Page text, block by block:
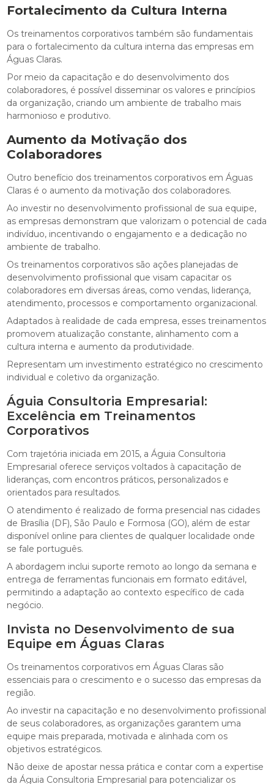
Fortalecimento da Cultura Interna
Os treinamentos corporativos também são fundamentais
para o fortalecimento da cultura interna das empresas em
Águas Claras.
Por meio da capacitação e do desenvolvimento dos
colaboradores, é possível disseminar os valores e princípios
da organização, criando um ambiente de trabalho mais
harmonioso e produtivo.
Aumento da Motivação dos
Colaboradores
Outro benefício dos treinamentos corporativos em Águas
Claras é o aumento da motivação dos colaboradores.
Ao investir no desenvolvimento profissional de sua equipe,
as empresas demonstram que valorizam o potencial de cada
indivíduo, incentivando o engajamento e a dedicação no
ambiente de trabalho.
Os treinamentos corporativos são ações planejadas de
desenvolvimento profissional que visam capacitar os
colaboradores em diversas áreas, como vendas, liderança,
atendimento, processos e comportamento organizacional.
Adaptados à realidade de cada empresa, esses treinamentos
promovem atualização constante, alinhamento com a
cultura interna e aumento da produtividade.
Representam um investimento estratégico no crescimento
individual e coletivo da organização.
Águia Consultoria Empresarial:
Excelência em Treinamentos
Corporativos
Com trajetória iniciada em 2015, a Águia Consultoria
Empresarial oferece serviços voltados à capacitação de
lideranças, com encontros práticos, personalizados e
orientados para resultados.
O atendimento é realizado de forma presencial nas cidades
de Brasília (DF), São Paulo e Formosa (GO), além de estar
disponível online para clientes de qualquer localidade onde
se fale português.
A abordagem inclui suporte remoto ao longo da semana e
entrega de ferramentas funcionais em formato editável,
permitindo a adaptação ao contexto específico de cada
negócio.
Invista no Desenvolvimento de sua
Equipe em Águas Claras
Os treinamentos corporativos em Águas Claras são
essenciais para o crescimento e o sucesso das empresas da
região.
Ao investir na capacitação e no desenvolvimento profissional
de seus colaboradores, as organizações garantem uma
equipe mais preparada, motivada e alinhada com os
objetivos estratégicos.
Não deixe de apostar nessa prática e contar com a expertise
da Águia Consultoria Empresarial para potencializar os